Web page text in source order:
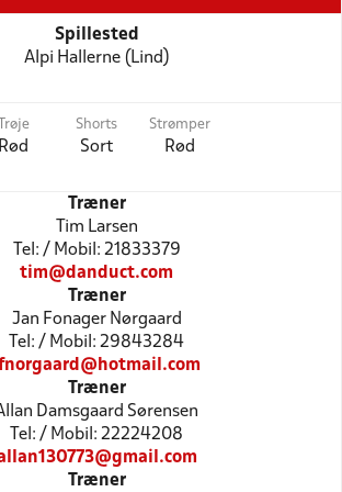
Spillested
Alpi Hallerne (Lind)
Trøje
Rød
Shorts
Sort
Strømper
Rød
Træner
Tim Larsen
Tel: / Mobil: 21833379
tim@danduct.com
Træner
Jan Fonager Nørgaard
Tel: / Mobil: 29843284
Træner
Damsgaard Sørensen
Tel: / Mobil: 22224208
Træner